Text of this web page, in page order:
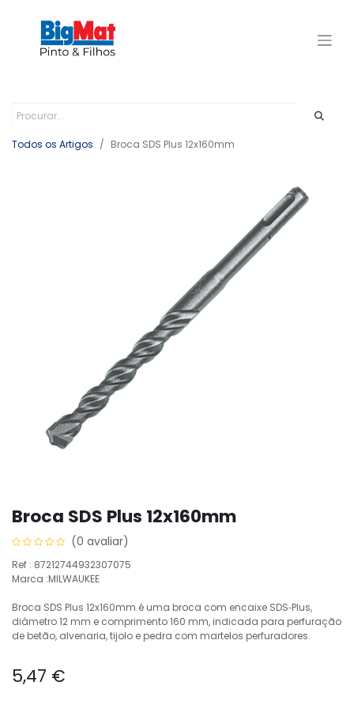
Todos os Artigos Broca SDS Plus 12x160mm
Broca SDS Plus 12x160mm
(0 avaliar)
Ref : 87212744932307075
Marca :MILWAUKEE
Broca SDS Plus 12x160mm é uma broca com encaixe SDS‑Plus,
diâmetro 12 mm e comprimento 160 mm, indicada para perfuração
de betão, alvenaria, tijolo e pedra com martelos perfuradores.
5,47 €